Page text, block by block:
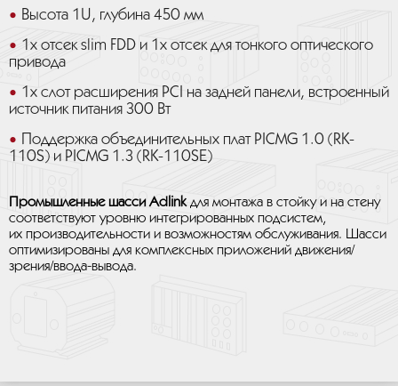
Высота 1U, глубина 450 мм
1х отсек slim FDD и 1х отсек для тонкого оптического
привода
1х слот расширения PCI на задней панели, встроенный
источник питания 300 Вт
Поддержка объединительных плат PICMG 1.0 (RK-
110S) и PICMG 1.3 (RK-110SE)
Промышленные шасси Adlinkдля монтажа в стойку и на стену
соответствуют уровню интегрированных подсистем,
их производительности и возможностям обслуживания. Шасси
оптимизированы для комплексных приложений движения/
зрения/ввода-вывода.